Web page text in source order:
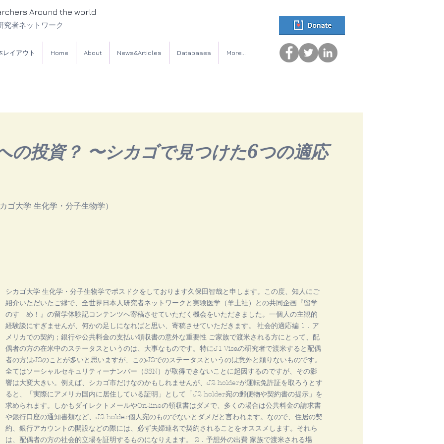
Around the world
究者ネットワーク
レイアウト Home About News&Articles Databases More...
の投資？ 〜シカゴで見つけた6つの適応
ゴ大学 生化学・分子生物学）
シカゴ大学 生化学・分子生物学でポスドクをしております久保田智哉と申します。この度、知人にご
紹介いただいたご縁で、全世界日本人研究者ネットワークと実験医学（羊土社）との共同企画『留学
のすゝめ！』の留学体験記コンテンツへ寄稿させていただく機会をいただきました。一個人の主観的
経験談にすぎませんが、何かの足しになればと思い、寄稿させていただきます。 社会的適応編 1．ア
メリカでの契約；銀行や公共料金の支払い領収書の意外な重要性 ご家族で渡米される方にとって、配
偶者の方の在米中のステータスというのは、大事なものです。特にJ1 Visaの研究者で渡米すると配偶
者の方はJ2のことが多いと思いますが、このJ2でのステータスというのは意外と頼りないものです。
全てはソーシャルセキュリティーナンバー（SSN）が取得できないことに起因するのですが、その影
響は大変大きい。例えば、シカゴ市だけなのかもしれませんが、J2 holderが運転免許証を取ろうとす
ると、「実際にアメリカ国内に居住している証明」として「J2 holder宛の郵便物や契約書の提示」を
求められます。しかもダイレクトメールやOn-lineの領収書はダメで、多くの場合は公共料金の請求書
や銀行口座の通知書類など、J2 holder個人宛のものでないとダメだと言われます。なので、住居の契
約、銀行アカウントの開設などの際には、必ず夫婦連名で契約されることをオススメします。それら
は、配偶者の方の社会的立場を証明するものになりえます。 2．予想外の出費 家族で渡米される場